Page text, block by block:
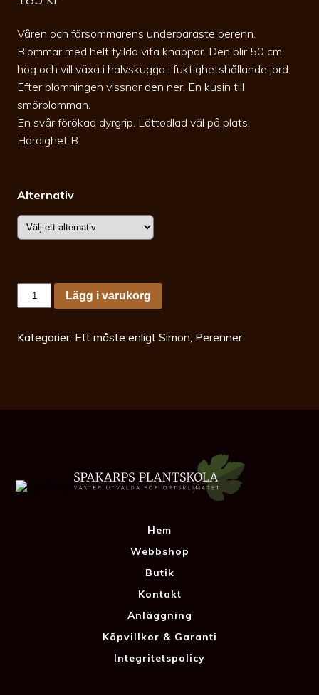
Våren och försommarens underbaraste perenn.
Blommar med helt fyllda vita knappar. Den blir 50 cm
hög och vill växa i halvskugga i fuktighetshållande jord.
Efter blomningen vissnar den ner. En kusin till
smörblomman.
En svår förökad dyrgrip. Lättodlad väl på plats.
Härdighet B
Alternativ
Ranunculus
aconitifolius
Flore
p9/p13
Stormhattsranunkel
Lägg i varukorg
Kategorier: Ett måste enligt Simon Perenner
Hem
Webbshop
Butik
Kontakt
Anläggning
Köpvillkor & Garanti
Integritetspolicy